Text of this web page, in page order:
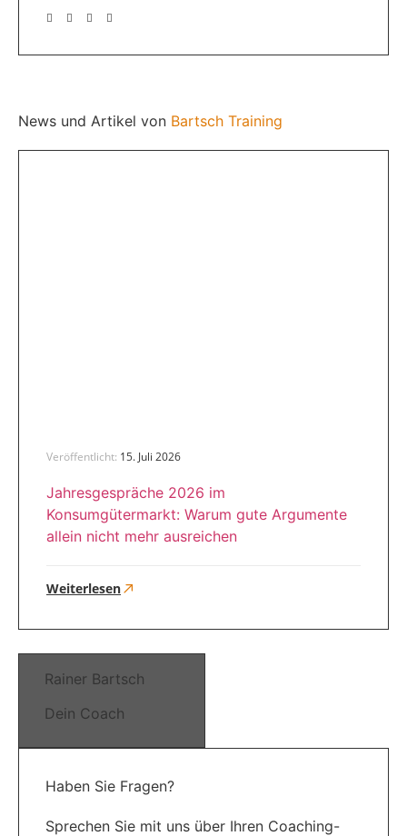
News und Artikel von Bartsch Training
Veröffentlicht: 15. Juli 2026
Jahresgespräche 2026 im
Konsumgütermarkt: Warum gute Argumente
allein nicht mehr ausreichen
Weiterlesen
Haben Sie Fragen?
Sprechen Sie mit uns über Ihren Coaching-
Rainer Bartsch
Dein Coach